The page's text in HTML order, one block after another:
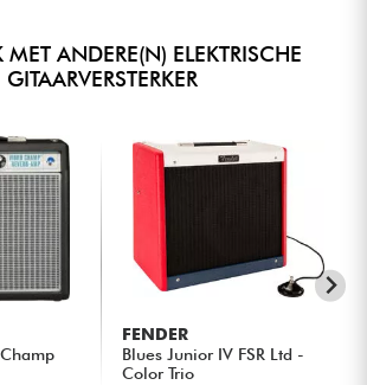
MET ANDERE(N) ELEKTRISCHE
GITAARVERSTERKER
FENDER
Blues Junior IV FSR Ltd -
Color Trio